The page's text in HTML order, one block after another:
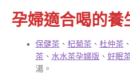
浴Ｉ沐浴包
香Ｉ香料廚房
孕婦適合喝的養
保健茶 、 杞菊茶 、 杜仲茶 、
茶 、 水水茶孕婦版 、 好眠
湯。